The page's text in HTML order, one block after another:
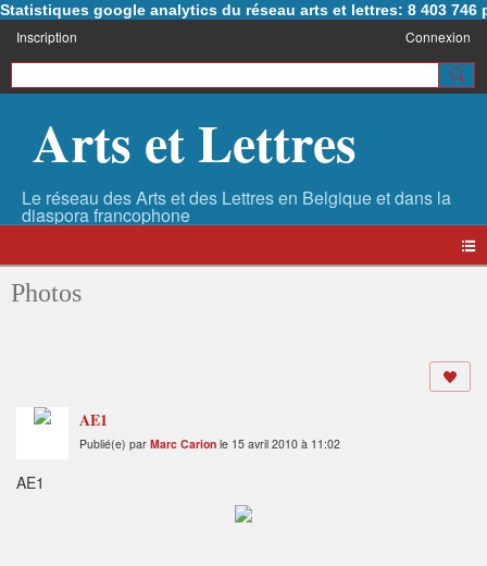
Statistiques google analytics du réseau arts et lettres: 8 403 746
Inscription Connexion
Arts et Lettres
Photos
AE1
Publié(e) par Marc Carion le 15 avril 2010 à 11:02
AE1